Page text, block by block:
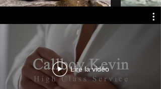
Lire la vidéo